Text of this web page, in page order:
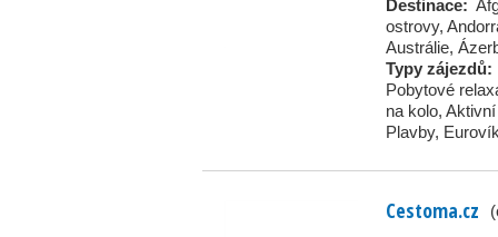
Destinace:
ostrovy,
Austrálie,
Typy zájezdů:
Pobytové
na kolo,
Plavby,
Cestoma.cz